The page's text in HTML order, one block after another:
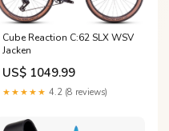
Cube Reaction C:62 SLX WSV
Jacken
US$ 1049.99
★★★★★ 4.2 (8 reviews)